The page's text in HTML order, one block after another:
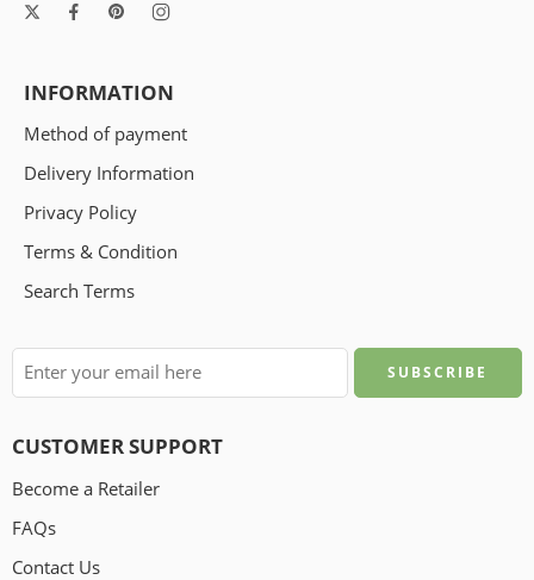
INFORMATION
Method of payment
Delivery Information
Privacy Policy
Terms & Condition
Search Terms
CUSTOMER SUPPORT
Become a Retailer
FAQs
Contact Us